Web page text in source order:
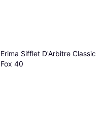
Erima Sifflet D'Arbitre Classic
Fox 40